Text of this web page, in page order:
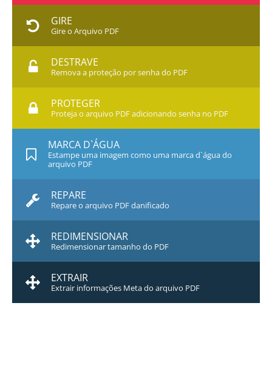
GIRE
Gire o Arquivo PDF
DESTRAVE
Remova a proteção por senha do PDF
PROTEGER
Proteja o arquivo PDF adicionando senha no PDF
MARCA D`ÁGUA
Estampe uma imagem como uma marca d`água do
arquivo PDF
REPARE
Repare o arquivo PDF danificado
REDIMENSIONAR
Redimensionar tamanho do PDF
EXTRAIR
Extrair informações Meta do arquivo PDF